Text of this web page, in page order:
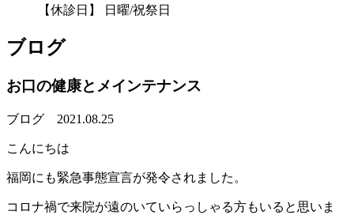
【休診日】 日曜/祝祭日
ブログ
お口の健康とメインテナンス
ブログ 2021.08.25
こんにちは
福岡にも緊急事態宣言が発令されました。
コロナ禍で来院が遠のいていらっしゃる方もいると思いま